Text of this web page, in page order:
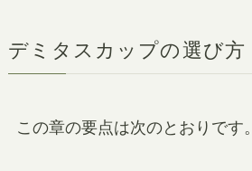
デミタスカップの選び方
この章の要点は次のとおりです。